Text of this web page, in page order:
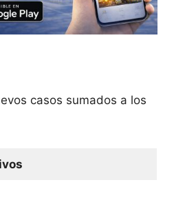
casos sumados a los